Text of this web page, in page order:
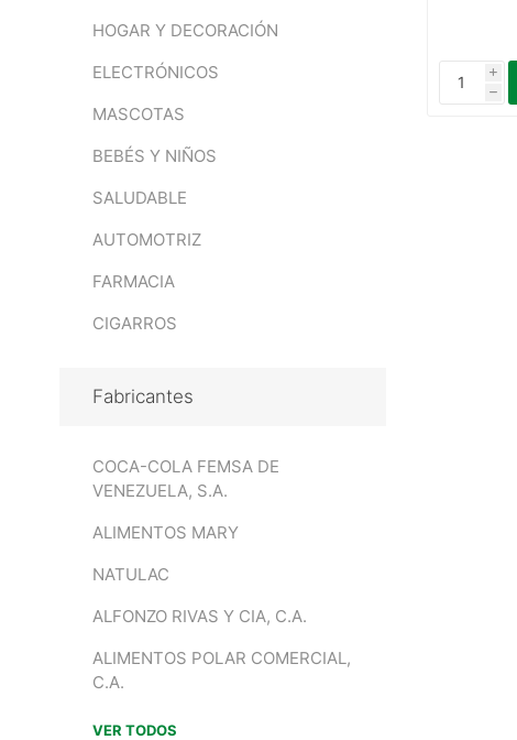
i
h
HOGAR Y DECORACIÓN
ELECTRÓNICOS
MASCOTAS
BEBÉS Y NIÑOS
SALUDABLE
AUTOMOTRIZ
FARMACIA
CIGARROS
Fabricantes
COCA-COLA FEMSA DE
VENEZUELA, S.A.
ALIMENTOS MARY
NATULAC
ALFONZO RIVAS Y CIA, C.A.
ALIMENTOS POLAR COMERCIAL,
C.A.
VER TODOS